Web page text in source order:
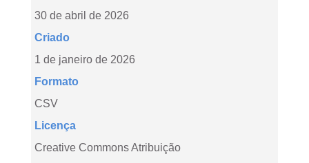
30 de abril de 2026
Criado
1 de janeiro de 2026
Formato
CSV
Licença
Creative Commons Atribuição